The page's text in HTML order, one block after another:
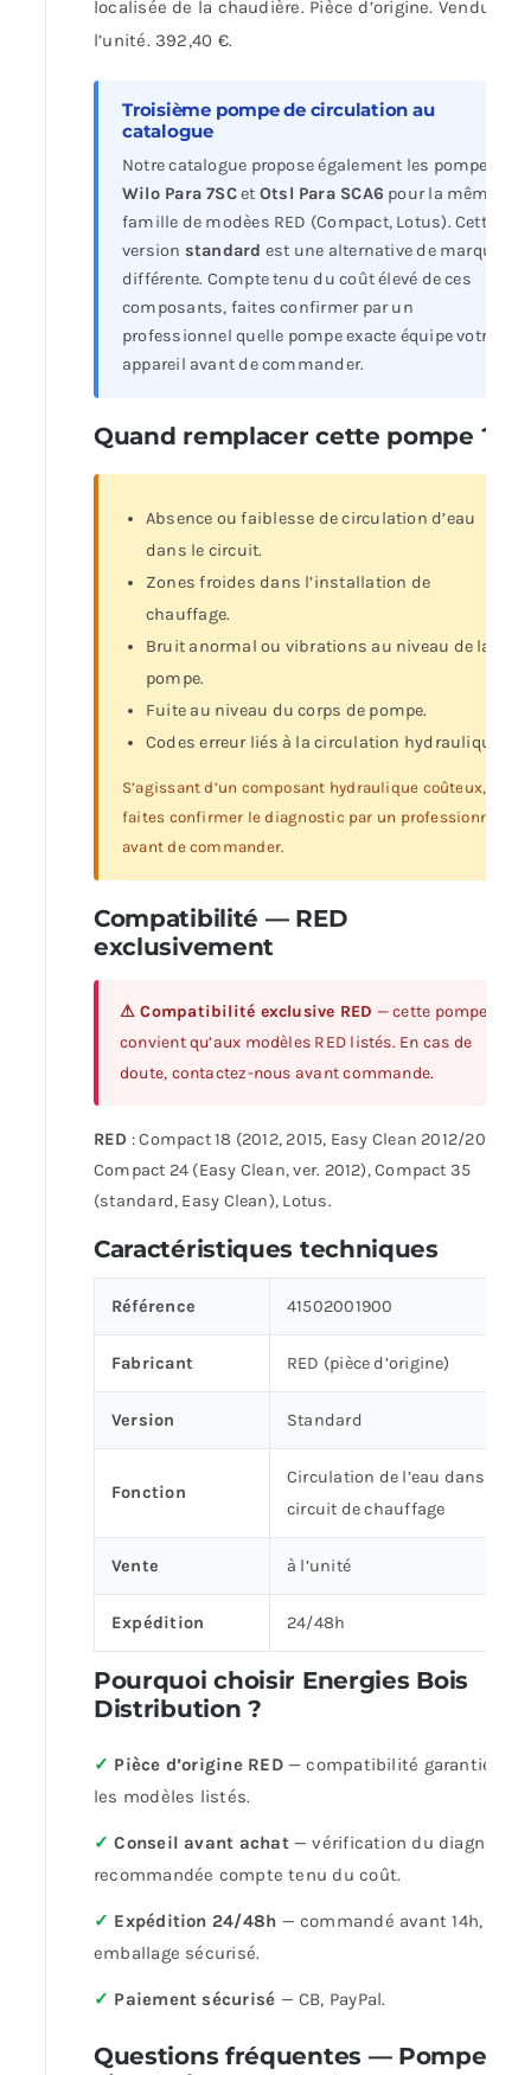
localisée de la chaudière. Pièce d’origine. Vendu à
l’unité. 392,40 €.
Troisième pompe de circulation au
catalogue
Notre catalogue propose également les pompes
Wilo Para 7SCet Otsl Para SCA6 pour la même
famille de modèes RED (Compact, Lotus). Cette
version standard est une alternative de marque
différente. Compte tenu du coût élevé de ces
composants, faites confirmer par un
professionnel quelle pompe exacte équipe votre
appareil avant de commander.
Quand remplacer cette pompe ?
Absence ou faiblesse de circulation d’eau
dans le circuit.
Zones froides dans l’installation de
chauffage.
Bruit anormal ou vibrations au niveau de la
pompe.
Fuite au niveau du corps de pompe.
Codes erreur liés à la circulation hydraulique.
S’agissant d’un composant hydraulique coûteux,
faites confirmer le diagnostic par un professionnel
avant de commander.
Compatibilité — RED
exclusivement
⚠ Compatibilité exclusive RED — cette pompe ne
convient qu’aux modèles RED listés. En cas de
doute, contactez-nous avant commande.
RED : Compact 18 (2012, 2015, Easy Clean 2012/2015),
Compact 24 (Easy Clean, ver. 2012), Compact 35
(standard, Easy Clean), Lotus.
Caractéristiques techniques
Référence 41502001900
Fabricant RED (pièce d’origine)
Version Standard
Fonction
Circulation de l’eau dans le
circuit de chauffage
Vente à l’unité
Expédition 24/48h
Pourquoi choisir Energies Bois
Distribution ?
✓ Pièce d’origine RED— compatibilité garantie sur
les modèles listés.
✓ Conseil avant achat— vérification du diagnostic
recommandée compte tenu du coût.
✓ Expédition 24/48h — commandé avant 14h,
emballage sécurisé.
✓ Paiement sécurisé — CB, PayPal.
Questions fréquentes — Pompe de